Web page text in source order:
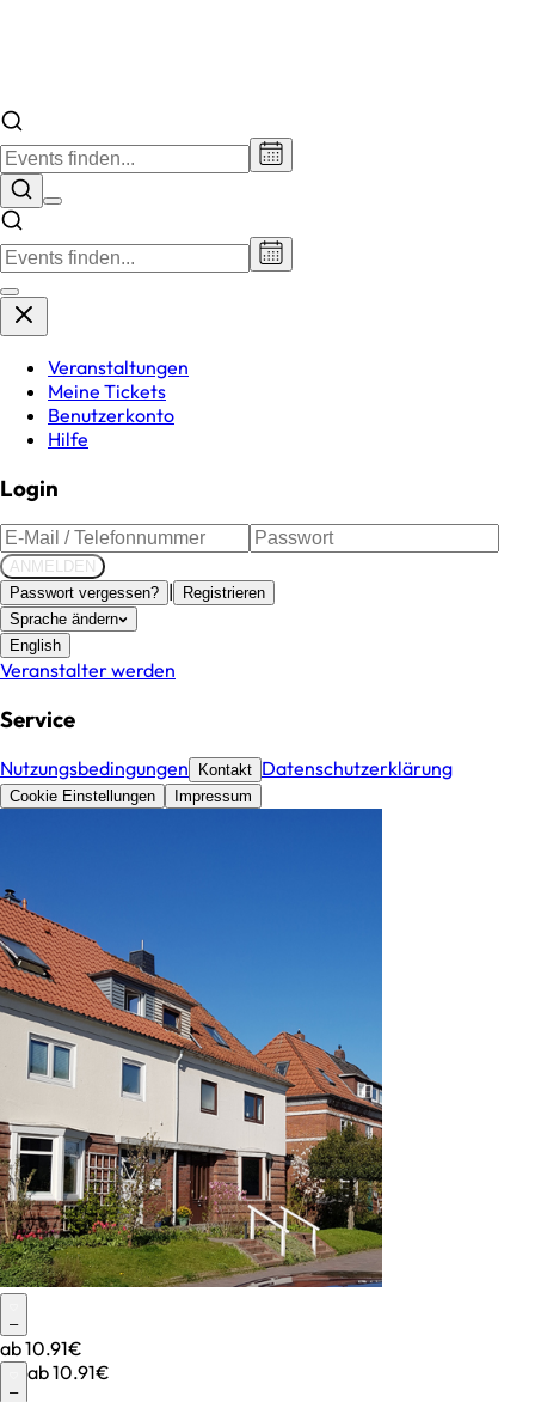
Veranstaltungen
Meine Tickets
Benutzerkonto
Hilfe
Login
ANMELDEN
Passwort vergessen? |
Registrieren
Sprache ändern
English
Veranstalter werden
Service
Nutzungsbedingungen Kontakt Datenschutzerklärung
Cookie Einstellungen Impressum
–
ab10.91€
–
ab10.91€